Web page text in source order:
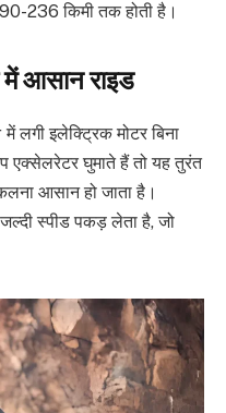
236 किमी तक होती है।
आसान राइड
इलेक्ट्रिक मोटर बिना
एक्सेलरेटर घुमाते हैं तो यह तुरंत
आसान हो जाता है।
स्पीड पकड़ लेता है, जो